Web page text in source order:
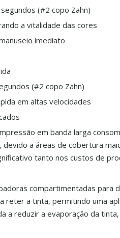
(#2 copo Zahn)
a vitalidade das cores
imediato
(#2 copo Zahn)
em altas velocidades
em banda larga
a áreas de cobertura
tanto nos custos de
compartimentadas para
reter a tinta, permitindo uma
reduzir a evaporação da